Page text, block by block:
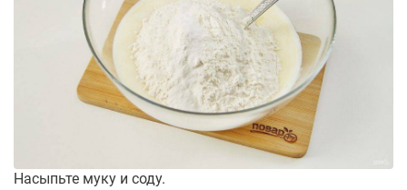
Насыпьте муку и соду.